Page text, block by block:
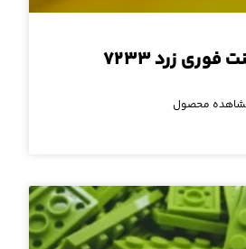
زرد ۷۲۳۳
محصول